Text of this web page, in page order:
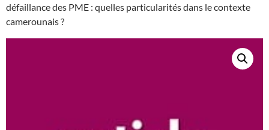
défaillance des PME : quelles particularités dans le contexte
camerounais ?